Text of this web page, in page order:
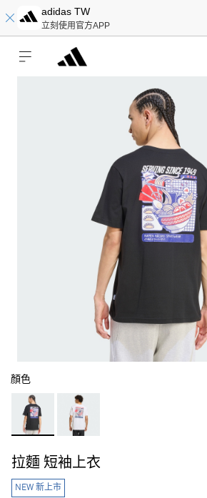
adidas TW
立刻使用官方APP
顏色
拉麵 短袖上衣
NEW 新上市